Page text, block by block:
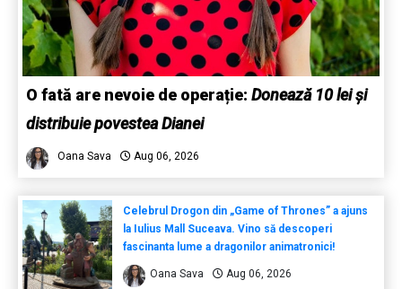
O fată are nevoie de operație: Donează 10 lei și
distribuie povestea Dianei
Oana Sava Aug 06, 2026
Celebrul Drogon din „Game of Thrones” a ajuns
la Iulius Mall Suceava. Vino să descoperi
fascinanta lume a dragonilor animatronici!
Oana Sava Aug 06, 2026